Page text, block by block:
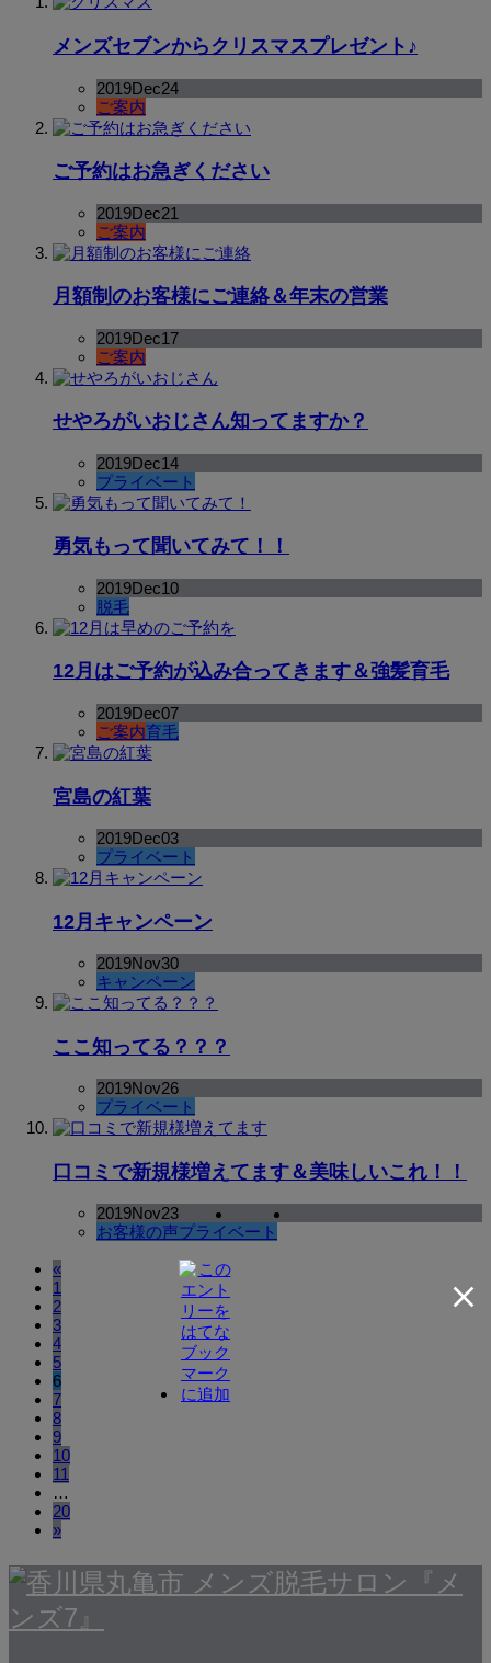
メンズセブンからクリスマスプレゼント♪
2019Dec24
ご案内
ご予約はお急ぎください
2019Dec21
ご案内
月額制のお客様にご連絡＆年末の営業
2019Dec17
ご案内
せやろがいおじさん知ってますか？
2019Dec14
プライベート
勇気もって聞いてみて！！
2019Dec10
脱毛
12月はご予約が込み合ってきます＆強髪育毛
2019Dec07
ご案内育毛
宮島の紅葉
2019Dec03
プライベート
12月キャンペーン
2019Nov30
キャンペーン
ここ知ってる？？？
2019Nov26
プライベート
口コミで新規様増えてます＆美味しいこれ！！
2019Nov23
お客様の声プライベート
«
1
2
3
4
5
6
7
8
9
10
11
…
20
»